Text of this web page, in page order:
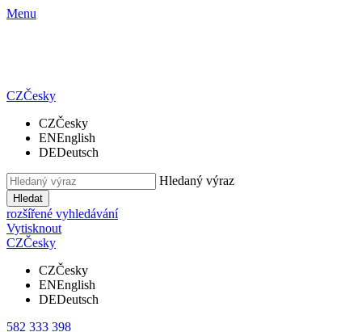
Menu
CZČesky
CZČesky
ENEnglish
DEDeutsch
Hledaný výraz
Hledat
rozšířené vyhledávání
Vytisknout
CZČesky
CZČesky
ENEnglish
DEDeutsch
582 333 398